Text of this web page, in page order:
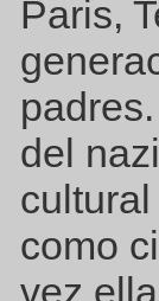
Paris,
del
como
vez